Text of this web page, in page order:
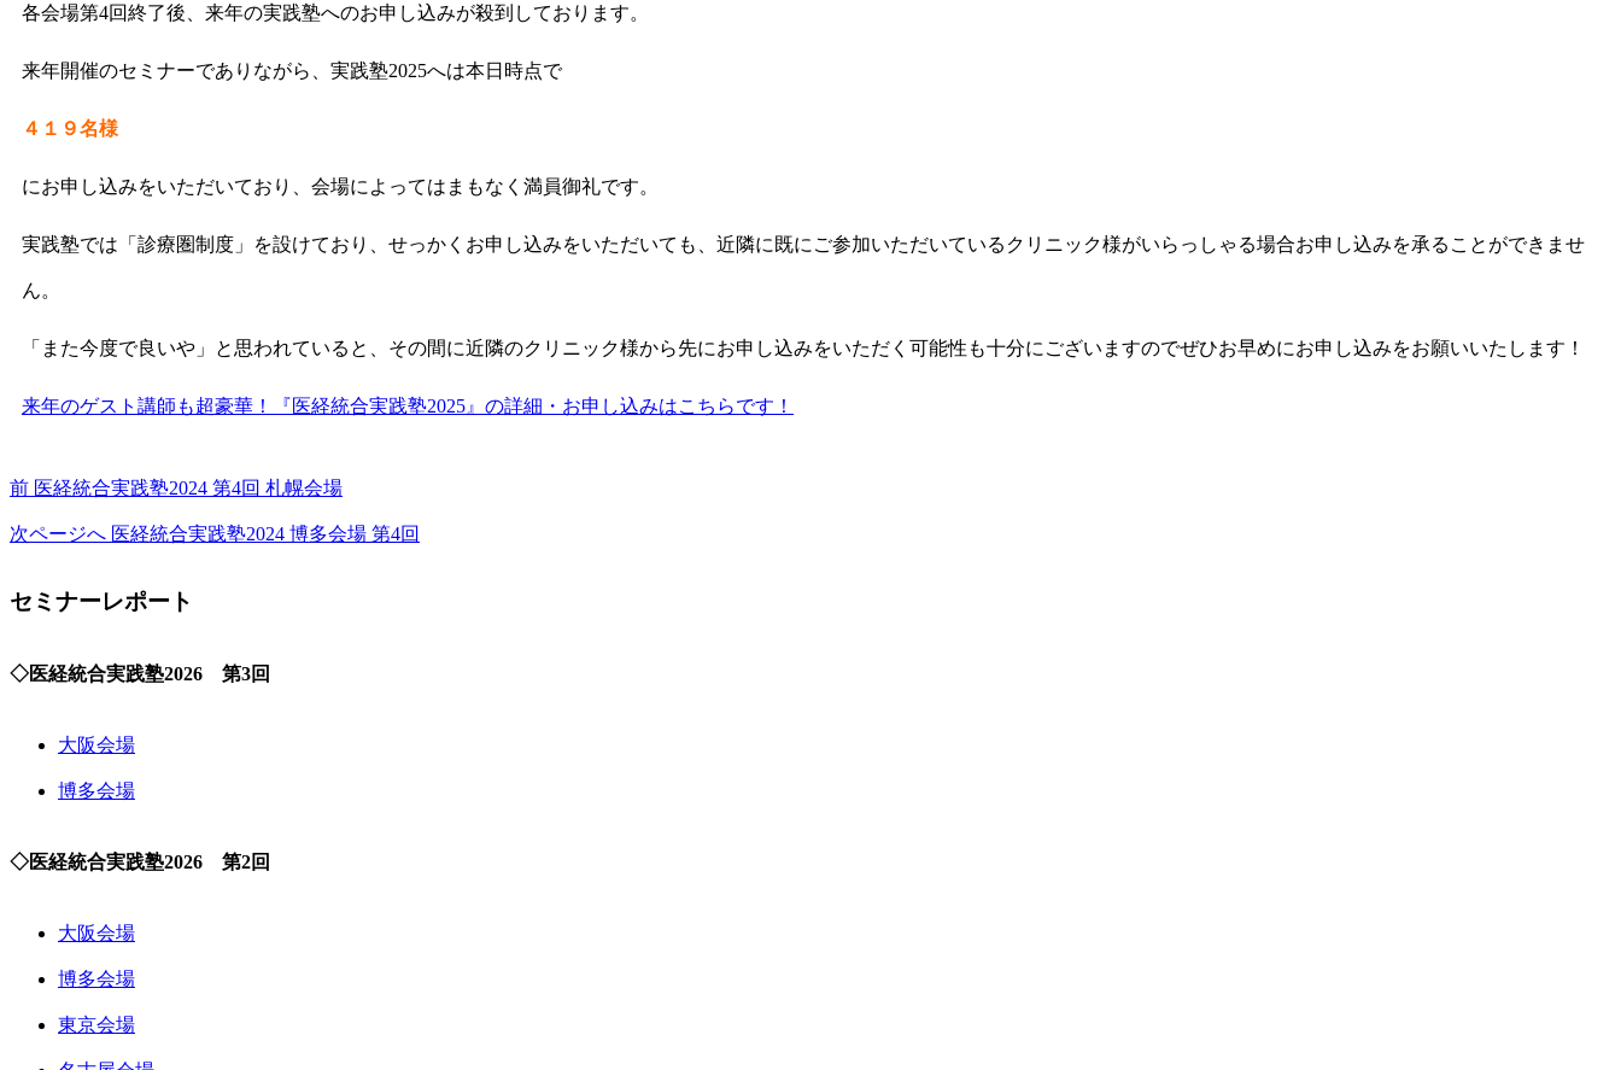
各会場第4回終了後、来年の実践塾へのお申し込みが殺到しております。
来年開催のセミナーでありながら、実践塾2025へは本日時点で
４１９名様
にお申し込みをいただいており、会場によってはまもなく満員御礼です。
実践塾では「診療圏制度」を設けており、せっかくお申し込みをいただいても、近隣に既にご参加いただいているクリニック様がいらっしゃる場合お申し込みを承ることができませ
ん。
「また今度で良いや」と思われていると、その間に近隣のクリニック様から先にお申し込みをいただく可能性も十分にございますのでぜひお早めにお申し込みをお願いいたします！
来年のゲスト講師も超豪華！『医経統合実践塾2025』の詳細・お申し込みはこちらです！
前 医経統合実践塾2024 第4回 札幌会場
次ページへ 医経統合実践塾2024 博多会場 第4回
セミナーレポート
◇医経統合実践塾2026 第3回
大阪会場
博多会場
◇医経統合実践塾2026 第2回
大阪会場
博多会場
東京会場